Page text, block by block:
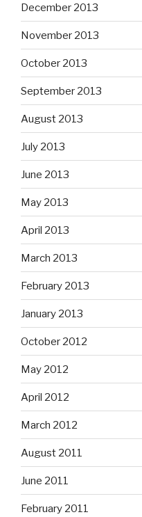
December 2013
November 2013
October 2013
September 2013
August 2013
July 2013
June 2013
May 2013
April 2013
March 2013
February 2013
January 2013
October 2012
May 2012
April 2012
March 2012
August 2011
June 2011
February 2011